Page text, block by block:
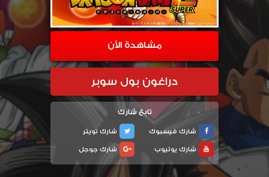
مشاهدة الأن
دراغون بول سوبر
تابع شارك
شارك فيسبوك
شارك تويتر
شارك يوتيوب
شارك جوجل